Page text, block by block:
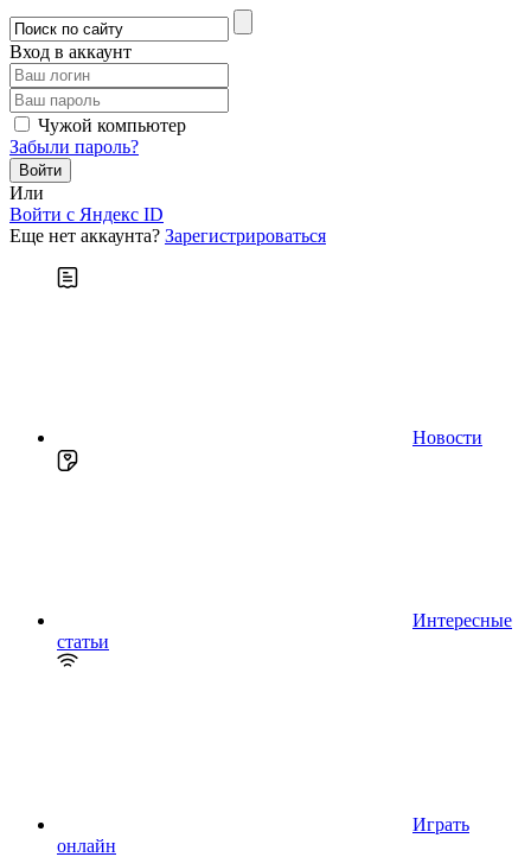
Вход в аккаунт
Чужой компьютер
Забыли пароль?
Или
Войти c Яндекс ID
Еще нет аккаунта? Зарегистрироваться
Новости
Интересные
статьи
Играть
онлайн